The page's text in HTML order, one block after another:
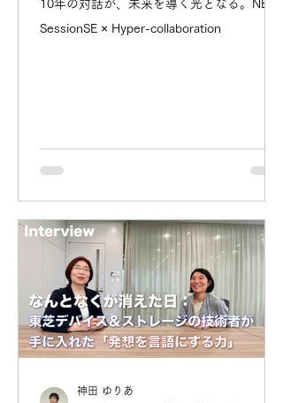
10年の対話が、未来を導く光となる。NEC
SessionSE × Hyper-collaboration
神田 ゆりあ